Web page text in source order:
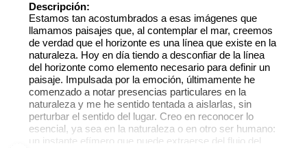
Descripción:
Estamos tan acostumbrados a esas imágenes que
llamamos paisajes que, al contemplar el mar, creemos
de verdad que el horizonte es una línea que existe en la
naturaleza. Hoy en día tiendo a desconfiar de la línea
del horizonte como elemento necesario para definir un
paisaje. Impulsada por la emoción, últimamente he
comenzado a notar presencias particulares en la
naturaleza y me he sentido tentada a aislarlas, sin
perturbar el sentido del lugar. Creo en reconocer lo
esencial, ya sea en la naturaleza o en otro ser humano:
un instante efímero que puede extraerse del flujo del